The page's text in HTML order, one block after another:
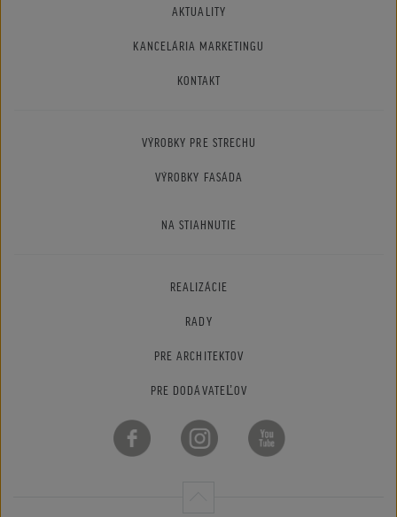
AKTUALITY
KANCELÁRIA MARKETINGU
KONTAKT
VÝROBKY PRE STRECHU
VÝROBKY FASÁDA
NA STIAHNUTIE
REALIZÁCIE
RADY
PRE ARCHITEKTOV
PRE DODÁVATEĽOV